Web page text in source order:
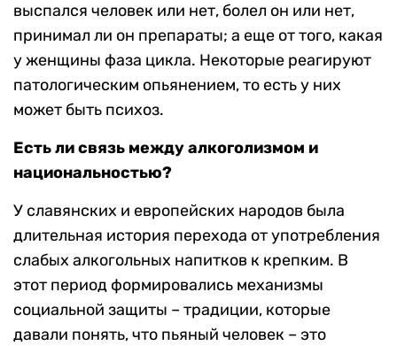
выспался человек или нет, болел он или нет,
принимал ли он препараты; а еще от того, какая
у женщины фаза цикла. Некоторые реагируют
патологическим опьянением, то есть у них
может быть психоз.
Есть ли связь между алкоголизмом и
национальностью?
У славянских и европейских народов была
длительная история перехода от употребления
слабых алкогольных напитков к крепким. В
этот период формировались механизмы
социальной защиты – традиции, которые
давали понять, что пьяный человек – это